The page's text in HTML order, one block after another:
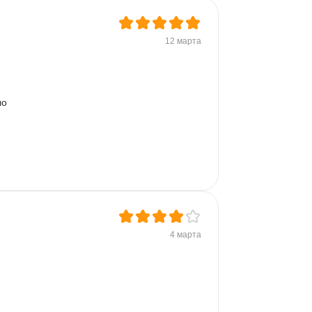
12 марта
4 марта